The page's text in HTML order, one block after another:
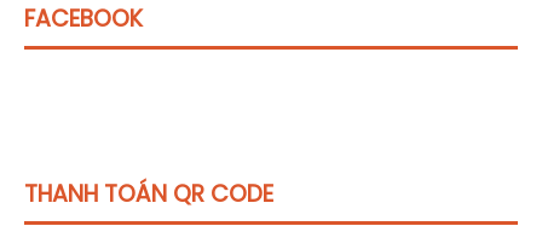
FACEBOOK
THANH TOÁN QR CODE